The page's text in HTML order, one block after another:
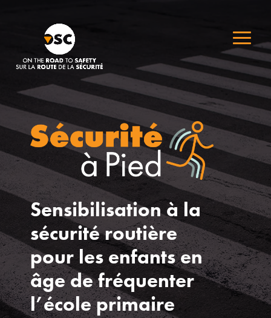
Sensibilisation à la
sécurité routière
pour les enfants en
âge de fréquenter
l’école primaire